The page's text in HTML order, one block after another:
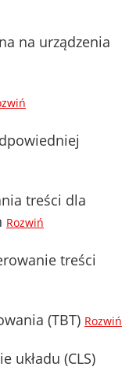
na urządzenia
treści dla
Rozwiń
treści
(TBT) Rozwiń
układu (CLS)